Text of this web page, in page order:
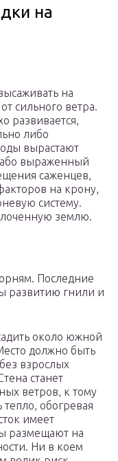
на
на
сильного ветра.
развивается,
либо
вырастают
выраженный
саженцев,
на крону,
систему.
землю.
Последние
развитию гнили и
около южной
должно быть
взрослых
станет
ветров, к тому
тепло, обогревая
имеет
размещают на
Ни в коем